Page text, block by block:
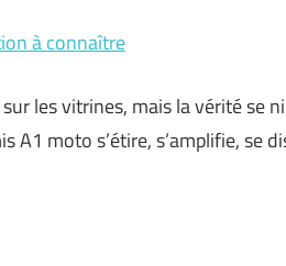
à connaître
les vitrines, mais la vérité se
A1 moto s’étire, s’amplifie, se